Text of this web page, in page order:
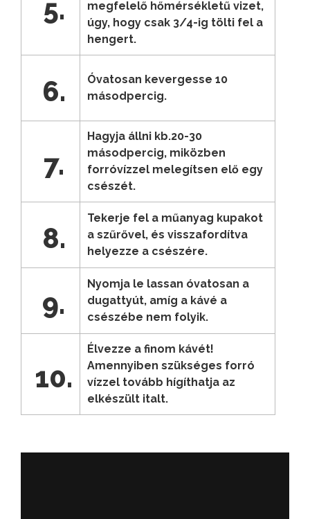
5.
megfelelő hőmérsékletű vizet,
úgy, hogy csak 3/4-ig tölti fel a
hengert.
6.
Óvatosan kevergesse 10
másodpercig.
7.
Hagyja állni kb.20-30
másodpercig, miközben
forróvízzel melegítsen elő egy
csészét.
8.
Tekerje fel a műanyag kupakot
a szűrővel, és visszafordítva
helyezze a csészére.
9.
Nyomja le lassan óvatosan a
dugattyút, amíg a kávé a
csészébe nem folyik.
10.
Élvezze a finom kávét!
Amennyiben szükséges forró
vízzel tovább hígíthatja az
elkészült italt.